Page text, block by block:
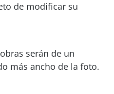
de modificar su
serán de un
más ancho de la foto.